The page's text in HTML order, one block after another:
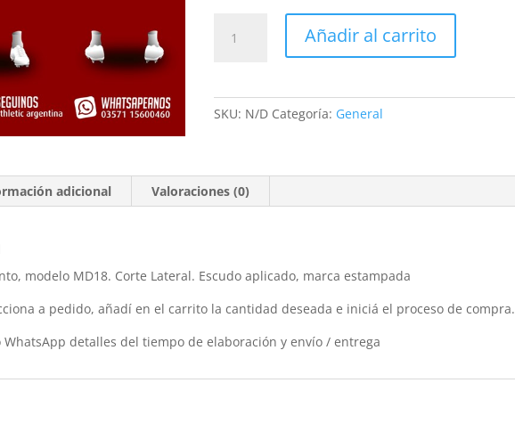
Entrenamiento
Añadir al carrito
SKU: N/D Categoría: General
adicional Valoraciones (0)
modelo MD18. Corte Lateral. Escudo aplicado, marca estampada
a pedido, añadí en el carrito la cantidad deseada e iniciá el proceso de compra.
detalles del tiempo de elaboración y envío / entrega